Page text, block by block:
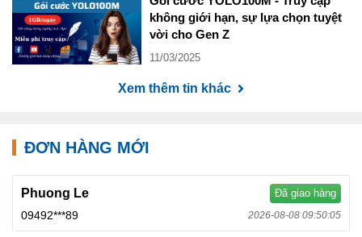
không giới hạn, sự lựa chọn tuyệt
vời cho Gen Z
11/03/2025
Xem thêm tin khác
ĐƠN HÀNG MỚI
Phuong Le Đã giao hàng
09492***89 2026-08-08 09:50:05